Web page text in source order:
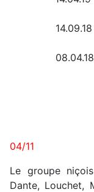
04/11
Le groupe
Dante, Louchet,